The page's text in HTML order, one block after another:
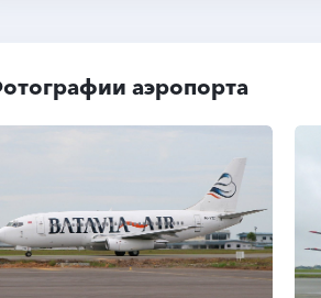
аэропорта